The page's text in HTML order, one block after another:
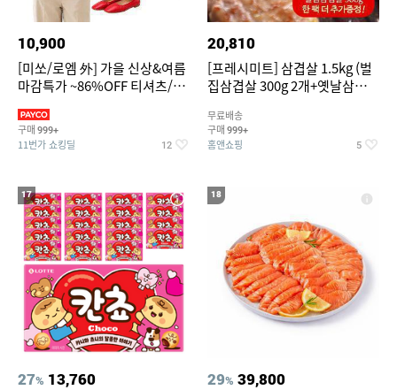
10,900
[미쏘/로엠 外] 가을 신상&여름
마감특가 ~86%OFF 티셔츠/슬
구매 999+
11번가 쇼킹딜 12
20,810
[프레시미트] 삼겹살 1.5kg (벌
집삼겹살 300g 2개+옛날삼겹살
팩 추가증정)
무료배송
구매 999+
홈앤쇼핑 5
17
27% 13,760
18
29% 39,800